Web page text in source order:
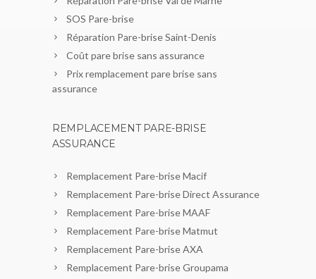
SOS Pare-brise
Réparation Pare-brise Saint-Denis
Coût pare brise sans assurance
Prix remplacement pare brise sans
assurance
REMPLACEMENT PARE-BRISE
ASSURANCE
Remplacement Pare-brise Macif
Remplacement Pare-brise Direct Assurance
Remplacement Pare-brise MAAF
Remplacement Pare-brise Matmut
Remplacement Pare-brise AXA
Remplacement Pare-brise Groupama